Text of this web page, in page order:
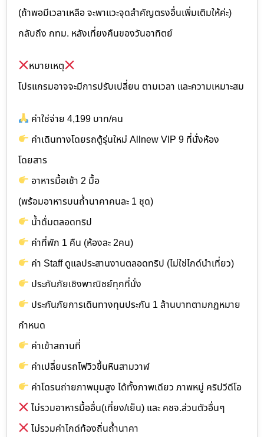
(ถ้าพอมีเวลาเหลือ จะพาแวะจุดสำคัญตรงอื่นเพิ่มเติมให้ค่ะ)
กลับถึง กทม. หลังเที่ยงคืนของวันอาทิตย์
หมายเหตุ
โปรแกรมอาจจะมีการปรับเปลี่ยน ตามเวลา และความเหมาะสม
ค่าใช่จ่าย 4,199 บาท/คน
ค่าเดินทางโดยรถตู้รุ่นใหม่ Allnew VIP 9 ที่นั่งห้อง
โดยสาร
อาหารมื้อเช้า 2 มื้อ
(พร้อมอาหารบนถ้ำนาคาคนละ 1 ชุด)
น้ำดื่มตลอดทริป
ค่าที่พัก 1 คืน (ห้องละ 2คน)
ค่า Staff ดูแลประสานงานตลอดทริป (ไม่ใช่ไกด์นำเที่ยว)
ประกันภัยเชิงพาณิชย์ทุกที่นั่ง
ประกันภัยการเดินทางทุนประกัน 1 ล้านบาทตามกฏหมาย
กำหนด
ค่าเข้าสถานที่
ค่าเปลี่ยนรถโฟวิวขึ้นหินสามวาฬ
ค่าโดรนถ่ายภาพมุมสูง ได้ทั้งภาพเดียว ภาพหมู่ คริปวีดีโอ
ไม่รวมอาหารมื้ออื่น(เที่ยง/เย็น) และ คชจ.ส่วนตัวอื่นๆ
ไม่รวมค่าไกด์ท้องถิ่นถ้ำนาคา